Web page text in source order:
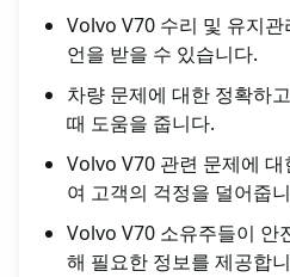
Volvo V70 수리 및 유지
언을 받을 수 있습니다.
차량 문제에 대한 정확하
때 도움을 줍니다.
Volvo V70 관련 문제에
여 고객의 걱정을 덜어줍
Volvo V70 소유주들이 안
해 필요한 정보를 제공합